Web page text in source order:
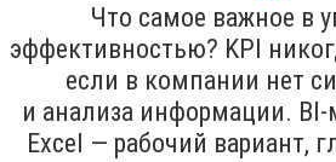
Что самое важное в
эффективностью? KPI
если в компании нет
и анализа информации. BI-
Excel — рабочий вариант,